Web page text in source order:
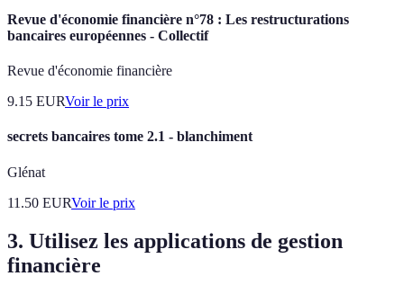
Revue d'économie financière n°78 : Les restructurations
bancaires européennes - Collectif
Revue d'économie financière
9.15 EURVoir le prix
secrets bancaires tome 2.1 - blanchiment
Glénat
11.50 EURVoir le prix
3. Utilisez les applications de gestion
financière